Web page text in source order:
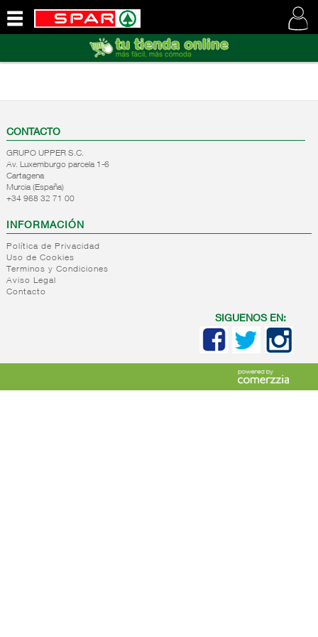
SOMOS
CONTACTO
GRUPO UPPER S.C.
Av. Luxemburgo parcela 1-6
Cartagena
Murcia (España)
+34 968 32 71 00
INFORMACIÓN
Política de Privacidad
Uso de Cookies
Terminos y Condiciones
Aviso Legal
Contacto
SIGUENOS EN: